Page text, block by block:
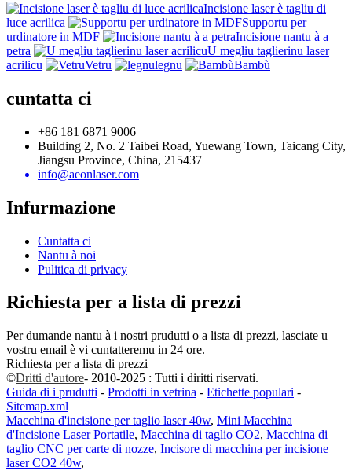
Incisione laser è tagliu di
luce acrilica
Supportu per
urdinatore in MDF
Incisione nantu à a
petra
U megliu taglierinu laser
acrilicu
Vetru legnu Bambù
cuntatta ci
+86 181 6871 9006
Building 2, No. 2 Taibei Road, Yuewang Town, Taicang City,
Jiangsu Province, China, 215437
info@aeonlaser.com
Infurmazione
Cuntatta ci
Nantu à noi
Pulitica di privacy
Richiesta per a lista di prezzi
Per dumande nantu à i nostri prudutti o a lista di prezzi, lasciate u
vostru email è vi cuntatteremu in 24 ore.
Richiesta per a lista di prezzi
©Dritti d'autore- 2010-2025 : Tutti i diritti riservati.
Guida di i prudutti - Prodotti in vetrina - Etichette populari -
Sitemap.xml
Macchina d'incisione per taglio laser 40w, Mini Macchina
d'Incisione Laser Portatile, Macchina di taglio CO2, Macchina di
taglio CNC per carte di nozze, Incisore di macchina per incisione
laser CO2 40w,